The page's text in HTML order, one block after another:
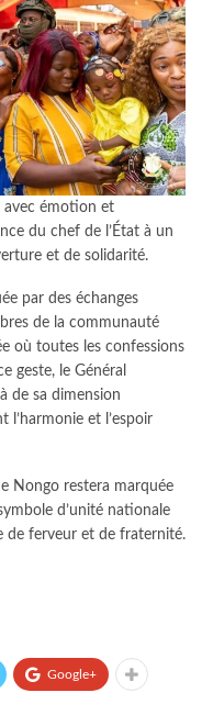
avec émotion et
du chef de l’État à un
et de solidarité.
par des échanges
de la communauté
où toutes les confessions
geste, le Général
de sa dimension
l’harmonie et l’espoir
Nongo restera marquée
d’unité nationale
de ferveur et de fraternité.
Google+